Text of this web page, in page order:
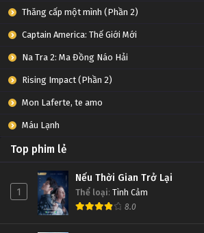
Thăng cấp một mình (Phần 2)
Captain America: Thế Giới Mới
Na Tra 2: Ma Đồng Náo Hải
Rising Impact (Phần 2)
Mon Laferte, te amo
Máu Lạnh
Top phim lẻ
1
Nếu Thời Gian Trở Lại
Thể loại: Tình Cảm
8.0